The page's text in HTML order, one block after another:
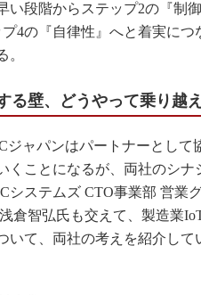
い段階からステップ2の『制
4の『自律性』へと着実に
。
る壁、どうやって乗り越
ャパンはパートナーとして
くことになるが、両社のシナ
システムズ CTO事業部 営業
倉智弘氏も交えて、製造業
いて、両社の考えを紹介して